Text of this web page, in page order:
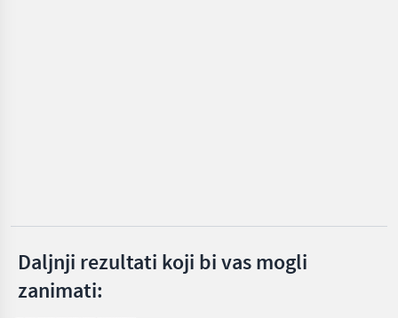
Kuhn
Daljnji rezultati koji bi vas mogli
zanimati: